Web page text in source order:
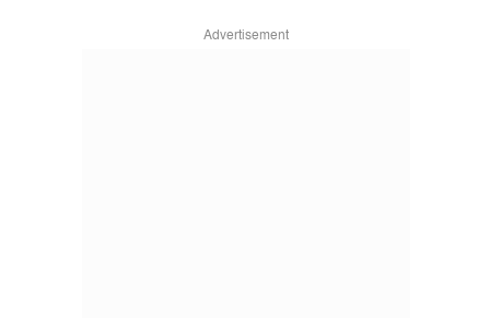
Advertisement